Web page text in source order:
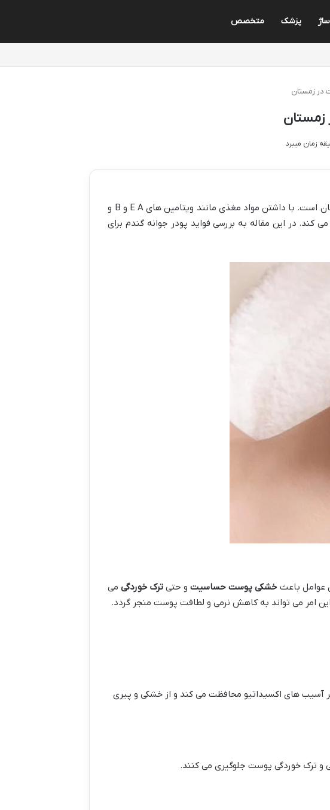
پزشک متخصص
در زمستان
زمستان
یکی از بهترین مواد طبیعی برای حفظ سلامت و زیبایی پوست به ویژه در فصل زمستان است. با داشتن مواد مغذی مانند ویتامین های E A و B و
در این مقاله به بررسی فواید پودر جوانه گندم برای
عوامل باعث خشکی پوست حساسیتو حتی ترک خوردگیمی
می تواند به کاهش نرمی و لطافت پوست منجر گردد.
آسیب های اکسیداتیو محافظت می کند و از خشکی و پیری
ترک خوردگی پوست جلوگیری می کنند.